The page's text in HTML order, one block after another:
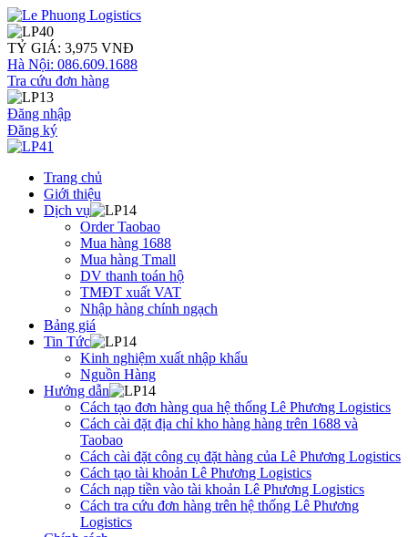
TỶ GIÁ: 3,975 VNĐ
Hà Nội: 086.609.1688
Tra cứu đơn hàng
Đăng nhập
Đăng ký
Trang chủ
Giới thiệu
Dịch vụ
Order Taobao
Mua hàng 1688
Mua hàng Tmall
DV thanh toán hộ
TMĐT xuất VAT
Nhập hàng chính ngạch
Bảng giá
Tin Tức
Kinh nghiệm xuất nhập khẩu
Nguồn Hàng
Hướng dẫn
Cách tạo đơn hàng qua hệ thống Lê Phương Logistics
Cách cài đặt địa chỉ kho hàng hàng trên 1688 và
Taobao
Cách cài đặt công cụ đặt hàng của Lê Phương Logistics
Cách tạo tài khoản Lê Phương Logistics
Cách nạp tiền vào tài khoản Lê Phương Logistics
Cách tra cứu đơn hàng trên hệ thống Lê Phương
Logistics